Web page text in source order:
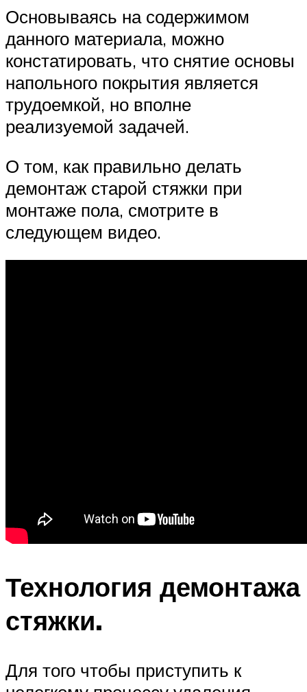
Основываясь на содержимом
данного материала, можно
констатировать, что снятие основы
напольного покрытия является
трудоемкой, но вполне
реализуемой задачей.
О том, как правильно делать
демонтаж старой стяжки при
монтаже пола, смотрите в
следующем видео.
Технология демонтажа
стяжки.
Для того чтобы приступить к